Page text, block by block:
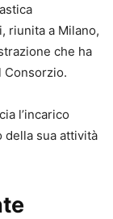
riunita a Milano,
che ha
Consorzio.
l’incarico
della sua attività